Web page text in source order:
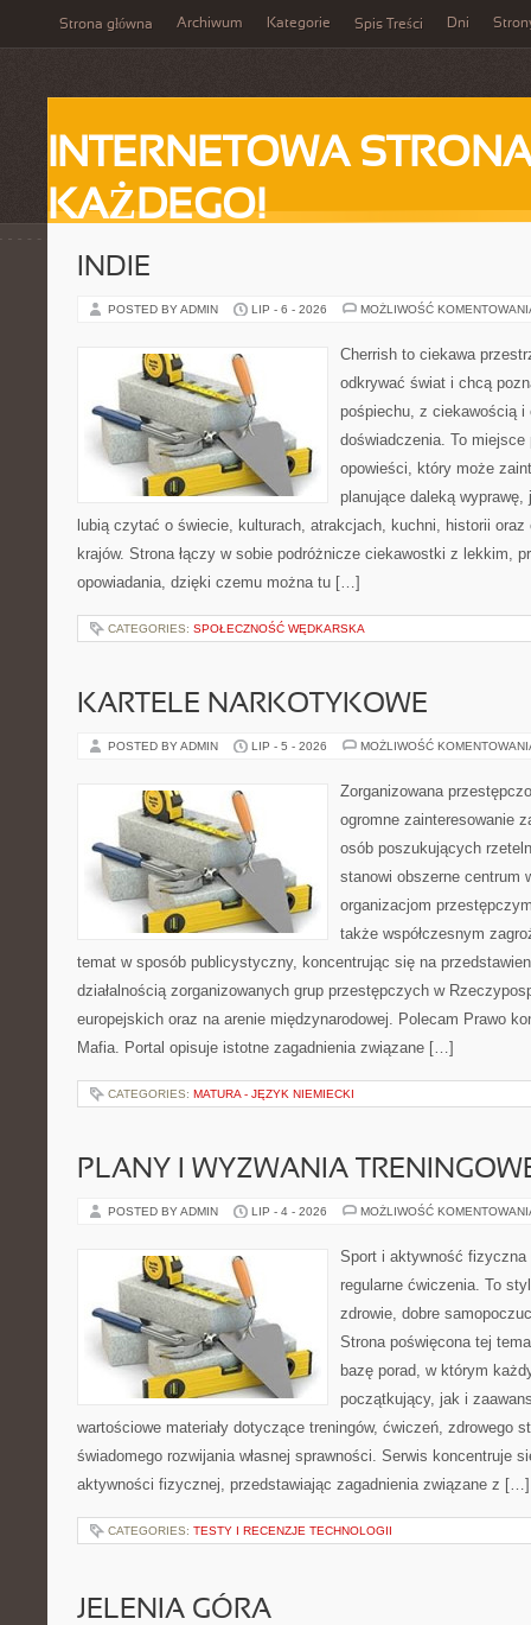
Strona główna Archiwum Kategorie Spis Treści Dni
INTERNETOWA
KAŻDEGO!
INDIE
POSTED BY ADMIN LIP - 6 - 2026 MOŻLIWOŚĆ
Cherrish to ciekawa
odkrywać świat i chcą
pośpiechu, z ciekawością i
doświadczenia. To miejsce
opowieści, który może
planujące daleką
lubią czytać o świecie, kulturach, atrakcjach, kuchni, historii
krajów. Strona łączy w sobie podróżnicze ciekawostki z lekkim,
opowiadania, dzięki czemu można tu […]
CATEGORIES: SPOŁECZNOŚĆ WĘDKARSKA
KARTELE NARKOTYKOWE
POSTED BY ADMIN LIP - 5 - 2026 MOŻLIWOŚĆ
Zorganizowana
ogromne zainteresowanie
osób poszukujących
stanowi obszerne centrum
organizacjom
także współczesnym
temat w sposób publicystyczny, koncentrując się na
działalnością zorganizowanych grup przestępczych w
europejskich oraz na arenie międzynarodowej. Polecam Prawo
Mafia. Portal opisuje istotne zagadnienia związane […]
CATEGORIES: MATURA - JĘZYK NIEMIECKI
PLANY I WYZWANIA
POSTED BY ADMIN LIP - 4 - 2026 MOŻLIWOŚĆ
Sport i aktywność
regularne ćwiczenia. To
zdrowie, dobre
Strona poświęcona tej
bazę porad, w którym
początkujący, jak i
wartościowe materiały dotyczące treningów, ćwiczeń, zdrowego
świadomego rozwijania własnej sprawności. Serwis koncentruje
aktywności fizycznej, przedstawiając zagadnienia związane z […]
CATEGORIES: TESTY I RECENZJE TECHNOLOGII
JELENIA GÓRA